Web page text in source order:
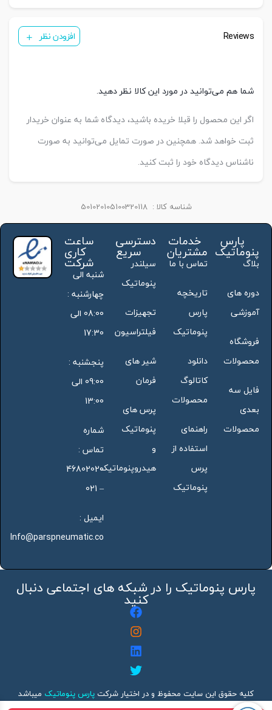
Reviews افزودن نظر
شما هم می‌توانید در مورد این کالا نظر دهید.
اگر این محصول را قبلا خریده باشید، دیدگاه شما به عنوان خریدار
ثبت خواهد شد. همچنین در صورت تمایل می‌توانید به صورت
ناشناس دیدگاه خود را ثبت کنید.
شناسه کالا : 501020105100320118
پارس
پنوماتیک
بلاگ
دوره های
آموزشی
فروشگاه
محصولات
فایل سه
بعدی
محصولات
خدمات
مشتریان
تماس با ما
تاریخچه
پارس
پنوماتیک
دانلود
کاتالوگ
محصولات
راهنمای
استفاده از
پرس
پنوماتیک
دسترسی
سریع
سیلندر
پنوماتیک
تجهیزات
فیلتراسیون
شیر های
فرمان
پرس های
پنوماتیک
و
هیدروپنوماتیک
ساعت
کاری
شرکت
شنبه الی
چهارشنبه :
08:00 الی
17:30
پنجشنبه :
09:00 الی
13:00
شماره
تماس :
46802020
– 021
ایمیل :
Info@parspneumatic.co
پارس پنوماتیک را در شبکه های اجتماعی دنبال
کنید
کلیه حقوق این سایت محفوظ و در اختیار شرکتپارس پنوماتیک میباشد